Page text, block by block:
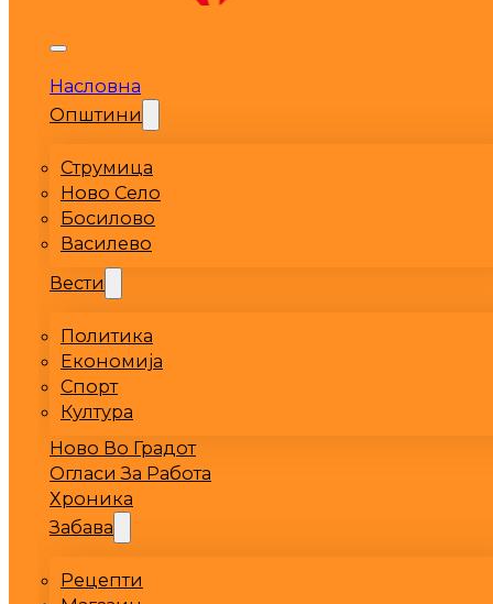
Насловна
Општини
Струмица
Ново Село
Босилово
Василево
Вести
Политика
Економија
Спорт
Култура
Ново Во Градот
Огласи За Работа
Хроника
Забава
Рецепти